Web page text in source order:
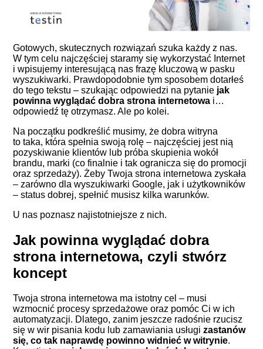
Gotowych, skutecznych rozwiązań szuka każdy z nas.
W tym celu najczęściej staramy się wykorzystać Internet
i wpisujemy interesującą nas frazę kluczową w pasku
wyszukiwarki. Prawdopodobnie tym sposobem dotarłeś
do tego tekstu – szukając odpowiedzi na pytanie jak
powinna wyglądać dobra strona internetowa i…
odpowiedź tę otrzymasz. Ale po kolei.
Na początku podkreślić musimy, że dobra witryna
to taka, która spełnia swoją rolę – najczęściej jest nią
pozyskiwanie klientów lub próba skupienia wokół
brandu, marki (co finalnie i tak ogranicza się do promocji
oraz sprzedaży). Żeby Twoja strona internetowa zyskała
– zarówno dla wyszukiwarki Google, jak i użytkowników
– status dobrej, spełnić musisz kilka warunków.
U nas poznasz najistotniejsze z nich.
Jak powinna wyglądać dobra
strona internetowa, czyli stwórz
koncept
Twoja strona internetowa ma istotny cel – musi
wzmocnić procesy sprzedażowe oraz pomóc Ci w ich
automatyzacji. Dlatego, zanim jeszcze radośnie rzucisz
się w wir pisania kodu lub zamawiania usługizastanów
się, co tak naprawdę powinno widnieć w witrynie.